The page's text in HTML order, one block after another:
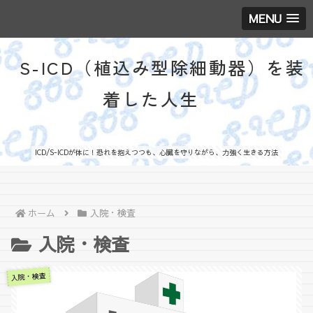
MENU
S-ICD（植込み型除細動器）を装
着した人生
ICD/S-ICDが体に！恐れを抱えつつも、心臓を守りながら、力強く生きる方法
ホーム 入院・検査
入院・検査
入院・検査